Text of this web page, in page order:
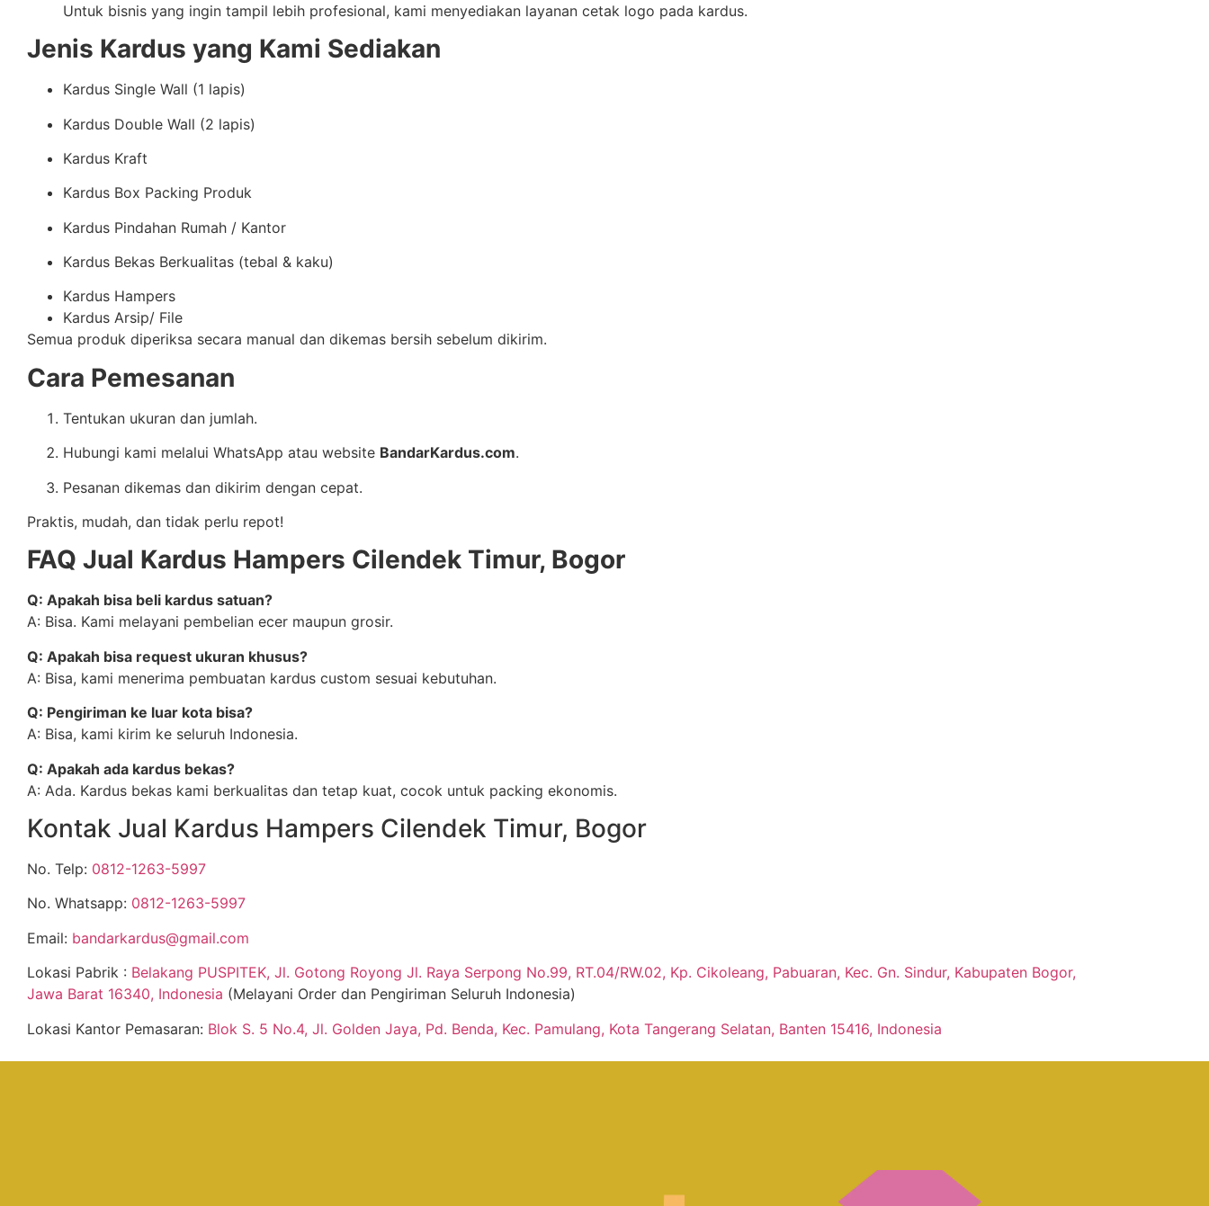
Untuk bisnis yang ingin tampil lebih profesional, kami menyediakan layanan cetak logo pada kardus.
Jenis Kardus yang Kami Sediakan
Kardus Single Wall (1 lapis)
Kardus Double Wall (2 lapis)
Kardus Kraft
Kardus Box Packing Produk
Kardus Pindahan Rumah / Kantor
Kardus Bekas Berkualitas (tebal & kaku)
Kardus Hampers
Kardus Arsip/ File
Semua produk diperiksa secara manual dan dikemas bersih sebelum dikirim.
Cara Pemesanan
Tentukan ukuran dan jumlah.
Hubungi kami melalui WhatsApp atau website BandarKardus.com.
Pesanan dikemas dan dikirim dengan cepat.
Praktis, mudah, dan tidak perlu repot!
FAQ Jual Kardus Hampers Cilendek Timur, Bogor
Q: Apakah bisa beli kardus satuan?
A: Bisa. Kami melayani pembelian ecer maupun grosir.
Q: Apakah bisa request ukuran khusus?
A: Bisa, kami menerima pembuatan kardus custom sesuai kebutuhan.
Q: Pengiriman ke luar kota bisa?
A: Bisa, kami kirim ke seluruh Indonesia.
Q: Apakah ada kardus bekas?
A: Ada. Kardus bekas kami berkualitas dan tetap kuat, cocok untuk packing ekonomis.
Kontak Jual Kardus Hampers Cilendek Timur, Bogor
No. Telp: 0812-1263-5997
No. Whatsapp: 0812-1263-5997
Email: bandarkardus@gmail.com
Lokasi Pabrik : Belakang PUSPITEK, Jl. Gotong Royong Jl. Raya Serpong No.99, RT.04/RW.02, Kp. Cikoleang, Pabuaran, Kec. Gn. Sindur, Kabupaten Bogor,
Jawa Barat 16340, Indonesia (Melayani Order dan Pengiriman Seluruh Indonesia)
Lokasi Kantor Pemasaran: Blok S. 5 No.4, Jl. Golden Jaya, Pd. Benda, Kec. Pamulang, Kota Tangerang Selatan, Banten 15416, Indonesia